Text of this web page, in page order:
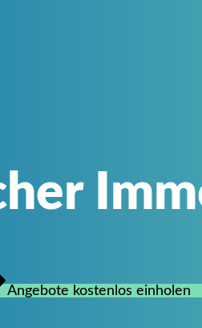
Angebote kostenlos einholen